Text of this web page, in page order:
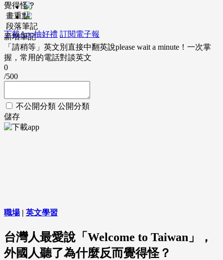
下載App抽好禮 訂閱電子報
覺得怪？
畫重點
段落筆記
新增筆記
「請稍等」英文別直接中翻英說please wait a minute！一次掌
握，常用的電話對談英文
0
/500
不公開分類 公開分類
儲存
職場| 英文學習
台灣人最愛說「Welcome to Taiwan」，
外國人聽了為什麼反而覺得怪？